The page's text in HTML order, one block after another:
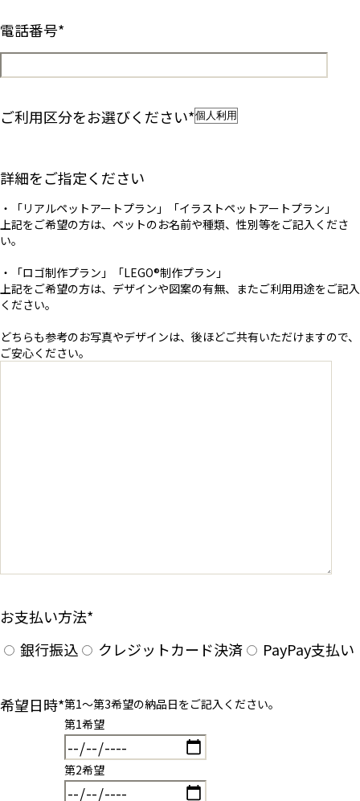
電話番号*
ご利用区分をお選びください*
詳細をご指定ください
・「リアルペットアートプラン」「イラストペットアートプラン」
上記をご希望の方は、ペットのお名前や種類、性別等をご記入くださ
い。
・「ロゴ制作プラン」「LEGO®︎制作プラン」
上記をご希望の方は、デザインや図案の有無、またご利用用途をご記入
ください。
どちらも参考のお写真やデザインは、後ほどご共有いただけますので、
ご安心ください。
お支払い方法*
銀行振込
クレジットカード決済 PayPay支払い
希望日時*第1〜第3希望の納品日をご記入ください。
第1希望
第2希望